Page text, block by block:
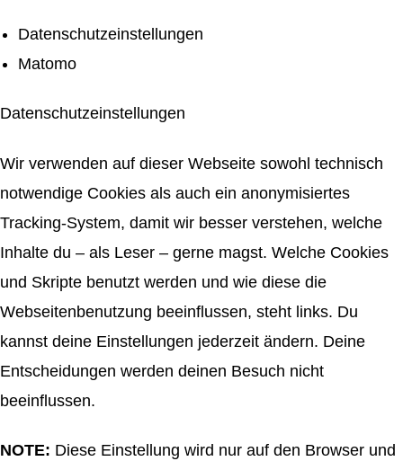
Datenschutzeinstellungen
Matomo
Datenschutzeinstellungen
Wir verwenden auf dieser Webseite sowohl technisch
notwendige Cookies als auch ein anonymisiertes
Tracking-System, damit wir besser verstehen, welche
Inhalte du – als Leser – gerne magst. Welche Cookies
und Skripte benutzt werden und wie diese die
Webseitenbenutzung beeinflussen, steht links. Du
kannst deine Einstellungen jederzeit ändern. Deine
Entscheidungen werden deinen Besuch nicht
beeinflussen.
NOTE: Diese Einstellung wird nur auf den Browser und